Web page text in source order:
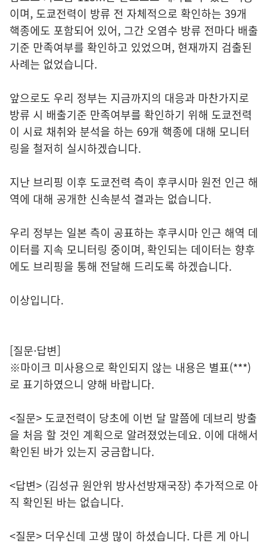
이며, 도쿄전력이 방류 전 자체적으로 확인하는 39개
핵종에도 포함되어 있어, 그간 오염수 방류 전마다 배출
기준 만족여부를 확인하고 있었으며, 현재까지 검출된
사례는 없었습니다.
앞으로도 우리 정부는 지금까지의 대응과 마찬가지로
방류 시 배출기준 만족여부를 확인하기 위해 도쿄전력
이 시료 채취와 분석을 하는 69개 핵종에 대해 모니터
링을 철저히 실시하겠습니다.
지난 브리핑 이후 도쿄전력 측이 후쿠시마 원전 인근 해
역에 대해 공개한 신속분석 결과는 없습니다.
우리 정부는 일본 측이 공표하는 후쿠시마 인근 해역 데
이터를 지속 모니터링 중이며, 확인되는 데이터는 향후
에도 브리핑을 통해 전달해 드리도록 하겠습니다.
이상입니다.
[질문·답변]
※마이크 미사용으로 확인되지 않는 내용은 별표(***)
로 표기하였으니 양해 바랍니다.
<질문> 도쿄전력이 당초에 이번 달 말쯤에 데브리 방출
을 처음 할 것인 계획으로 알려졌었는데요. 이에 대해서
확인된 바가 있는지 궁금합니다.
<답변> (김성규 원안위 방사선방재국장) 추가적으로 아
직 확인된 바는 없습니다.
<질문> 더우신데 고생 많이 하셨습니다. 다른 게 아니